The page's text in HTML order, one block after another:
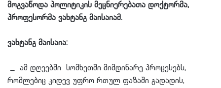
მოგვაწოდა პოლიტიკის მეცნიერებათა დოქტორმა,
პროფესორმა ვახტანგ მაისაიამ.
ვახტანგ მაისაია:
_ ამ დღეებში სომხეთში მიმდინარე პროცესებს,
რომლებიც კიდევ უფრო რთულ ფაზაში გადადის,